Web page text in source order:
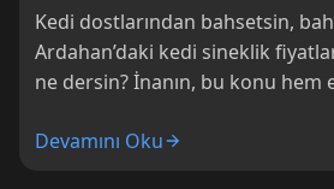
Kedi dostlarından bahsetsin,
Ardahan’daki kedi sineklik
ne dersin? İnanın, bu konu hem
Devamını Oku